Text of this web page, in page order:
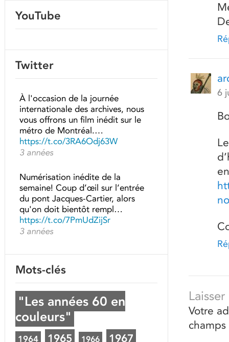
6
Votre
YouTube
Twitter
À l'occasion de la journée
internationale des archives, nous
vous offrons un film inédit sur le
métro de Montréal.…
https://t.co/3RA6Odj63W
3 années
Numérisation inédite de la
semaine! Coup d’œil sur l’entrée
du pont Jacques-Cartier, alors
qu'on doit bientôt rempl…
https://t.co/7PmUdZijSr
3 années
Mots-clés
"Les années 60 en
couleurs"
1964 1965 1966 1967